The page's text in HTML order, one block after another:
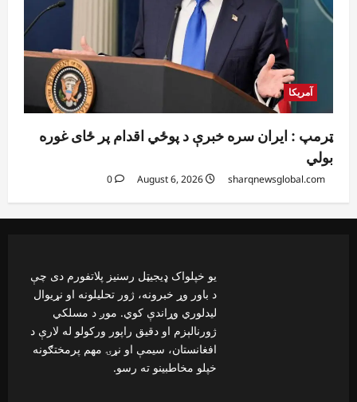
آمریکا
ټرمپ : ایران سره خبرې د پوځي اقدام پر ځای غوره
بولي
sharqnewsglobal.com
0
یو خپلواک ډیجیټل رسنیز پلاتفورم دی چې
د باور وړ خبرونه، ژور تحلیلونه او نړیوال
لیدلوري وړاندې کوي. موږ د مسلکي
ژورنالېزم او دقیق راپور ورکولو له لارې د
افغانستان، سیمې او نړۍ مهم پرمختګونه
خپلو مخاطبینو ته رسو.